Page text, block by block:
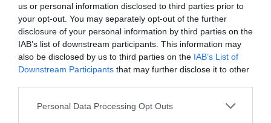
us or personal information disclosed to third parties prior to
your opt-out. You may separately opt-out of the further
disclosure of your personal information by third parties on the
IAB’s list of downstream participants. This information may
also be disclosed by us to third parties on the IAB’s List of
Downstream Participants that may further disclose it to other
Personal Data Processing Opt Outs
lifo.gr
TAGS: INSTAGRAM
Facebook Twitter